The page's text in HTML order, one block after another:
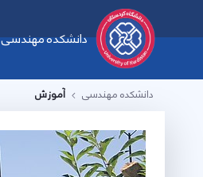
دانشکده مهندسی
دانشکده مهندسی آموزش